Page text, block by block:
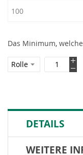
Das Minimum,
DETAILS
WEITERE